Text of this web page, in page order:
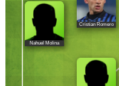
Nahuel Molina
Cristian Romero